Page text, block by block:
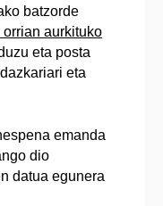
batzorde
orrian aurkituko
eta posta
eta
emanda
dio
datua egunera